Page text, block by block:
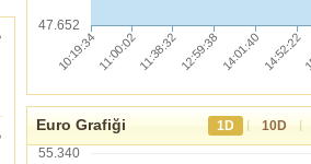
47.652
Euro Grafiği 1D | 10D |
55.340